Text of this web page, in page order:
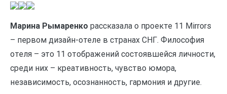
Марина Рымаренко рассказала о проекте 11 Mirrors
– первом дизайн-отеле в странах СНГ. Философия
отеля – это 11 отображений состоявшейся личности,
среди них – креативность, чувство юмора,
независимость, осознанность, гармония и другие.